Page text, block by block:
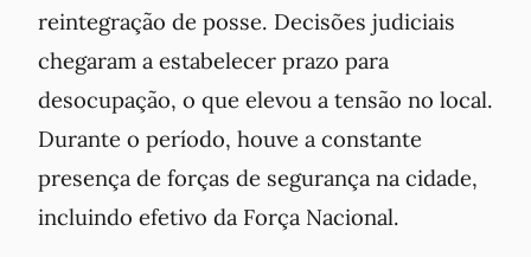
reintegração de posse. Decisões judiciais
chegaram a estabelecer prazo para
desocupação, o que elevou a tensão no local.
Durante o período, houve a constante
presença de forças de segurança na cidade,
incluindo efetivo da Força Nacional.